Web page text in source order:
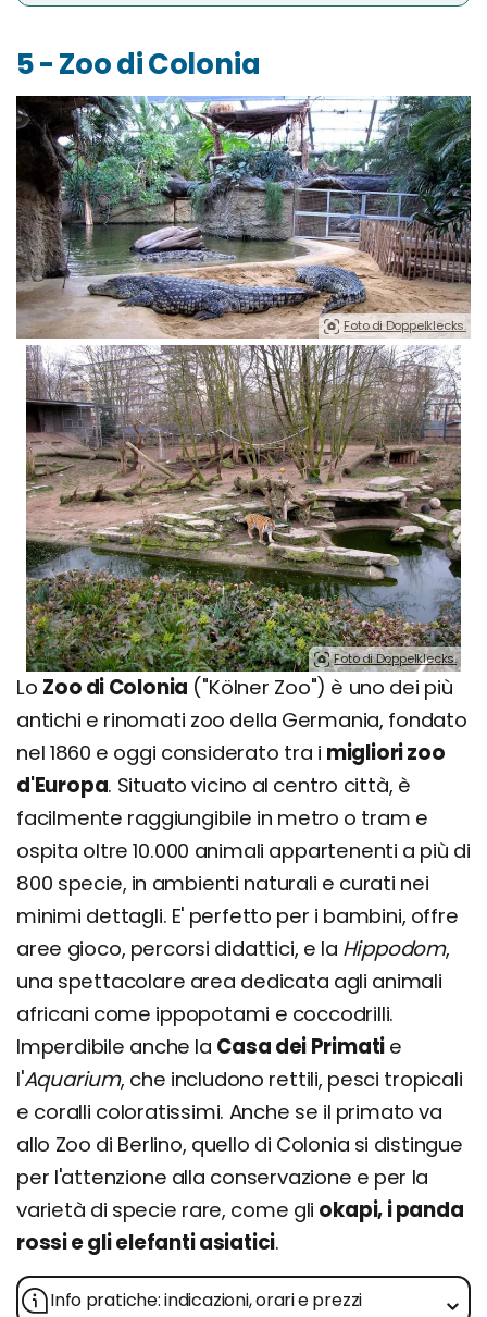
5 - Zoo di Colonia
Foto di Doppelklecks.
Foto di Doppelklecks.
Lo Zoo di Colonia ("Kölner Zoo") è uno dei più
antichi e rinomati zoo della Germania, fondato
nel 1860 e oggi considerato tra i migliori zoo
d'Europa. Situato vicino al centro città, è
facilmente raggiungibile in metro o tram e
ospita oltre 10.000 animali appartenenti a più di
800 specie, in ambienti naturali e curati nei
minimi dettagli. E' perfetto per i bambini, offre
aree gioco, percorsi didattici, e la Hippodom,
una spettacolare area dedicata agli animali
africani come ippopotami e coccodrilli.
Imperdibile anche la Casa dei Primati e
l'Aquarium, che includono rettili, pesci tropicali
e coralli coloratissimi. Anche se il primato va
allo Zoo di Berlino, quello di Colonia si distingue
per l'attenzione alla conservazione e per la
varietà di specie rare, come gli okapi, i panda
rossi e gli elefanti asiatici.
Info pratiche: indicazioni, orari e prezzi